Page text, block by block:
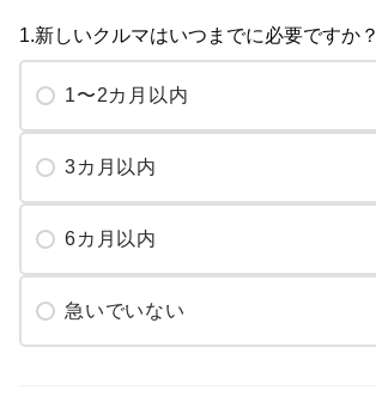
1.新しいクルマはいつまでに必要ですか？
1〜2カ月以内
3カ月以内
6カ月以内
急いでいない